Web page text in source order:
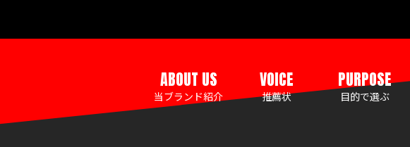
ABOUT US
当ブランド紹介
VOICE
推薦状
PURPOSE
目的で選ぶ